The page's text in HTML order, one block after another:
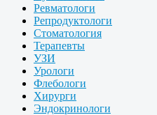
Ревматологи
Репродуктологи
Стоматология
Терапевты
УЗИ
Урологи
Флебологи
Хирурги
Эндокринологи